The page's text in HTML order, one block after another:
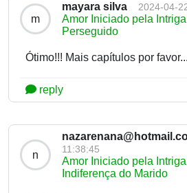
m
mayara silva 2024-04-
Amor Iniciado pela Intriga
Perseguido
Ótimo!!! Mais capítulos por favor...
reply
n
11:38:45
Amor Iniciado pela Intriga
Indiferença do Marido